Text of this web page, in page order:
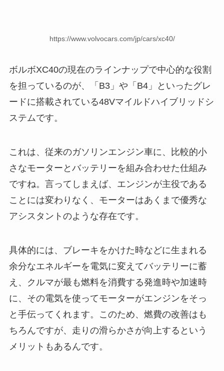
https://www.volvocars.com/jp/cars/xc40/
ボルボXC40の現在のラインナップで中心的な役割
を担っているのが、「B3」や「B4」といったグレ
ードに搭載されている48Vマイルドハイブリッドシ
ステムです。
これは、従来のガソリンエンジン車に、比較的小
さなモーターとバッテリーを組み合わせた仕組み
ですね。言ってしまえば、エンジンが主役である
ことには変わりなく、モーターはあくまで優秀な
アシスタントのような存在です。
具体的には、ブレーキをかけた時などに生まれる
余分なエネルギーを電気に変えてバッテリーに蓄
え、クルマが最も燃料を消費する発進時や加速時
に、その電気を使ってモーターがエンジンをそっ
と手伝ってくれます。このため、燃費の改善はも
ちろんですが、走りの滑らかさが向上するという
メリットもあるんです。